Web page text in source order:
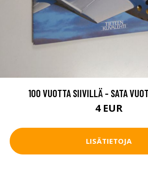
100 VUOTTA SIIVILLÄ - SATA
4 EUR
LISÄTIETOJA